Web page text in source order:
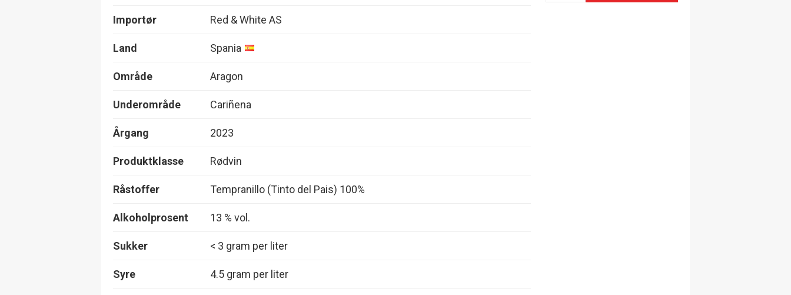
Importør Red & White AS
Land Spania
Område Aragon
Underområde Cariñena
Årgang 2023
Produktklasse Rødvin
Råstoffer Tempranillo (Tinto del Pais) 100%
Alkoholprosent 13 % vol.
Sukker < 3 gram per liter
Syre 4.5 gram per liter